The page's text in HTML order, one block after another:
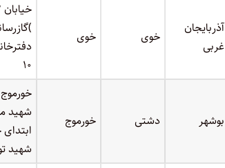
آذربایجان
غربی
خوی خوی
۱۰
بوشهر دشتی خورموج
شهید
ابتدای
شهید